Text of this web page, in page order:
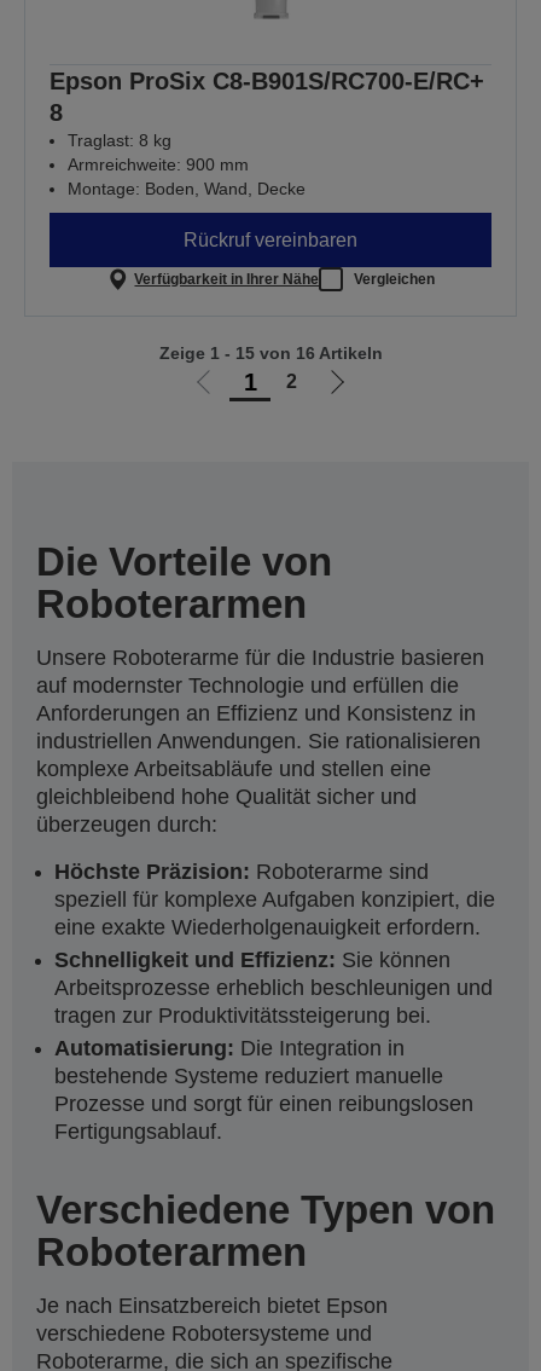
Epson ProSix C8-B901S/RC700-E/RC+
8
Traglast: 8 kg
Armreichweite: 900 mm
Montage: Boden, Wand, Decke
Rückruf vereinbaren
Verfügbarkeit in Ihrer Nähe Vergleichen
Zur
1 2
Zur
Zeige 1 - 15 von 16 Artikeln
Die Vorteile von
Roboterarmen
Unsere Roboterarme für die Industrie basieren
auf modernster Technologie und erfüllen die
Anforderungen an Effizienz und Konsistenz in
industriellen Anwendungen. Sie rationalisieren
komplexe Arbeitsabläufe und stellen eine
gleichbleibend hohe Qualität sicher und
überzeugen durch:
Höchste Präzision: Roboterarme sind
speziell für komplexe Aufgaben konzipiert, die
eine exakte Wiederholgenauigkeit erfordern.
Schnelligkeit und Effizienz: Sie können
Arbeitsprozesse erheblich beschleunigen und
tragen zur Produktivitätssteigerung bei.
Automatisierung: Die Integration in
bestehende Systeme reduziert manuelle
Prozesse und sorgt für einen reibungslosen
Fertigungsablauf.
Verschiedene Typen von
Roboterarmen
Je nach Einsatzbereich bietet Epson
verschiedene Robotersysteme und
Roboterarme, die sich an spezifische